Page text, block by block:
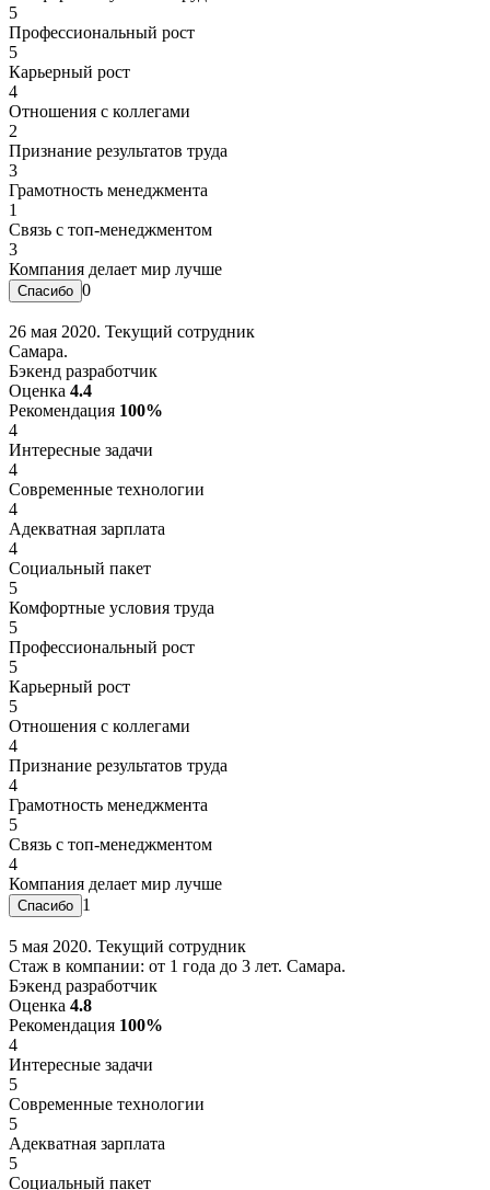
5
Профессиональный рост
5
Карьерный рост
4
Отношения с коллегами
2
Признание результатов труда
3
Грамотность менеджмента
1
Связь с топ-менеджментом
3
Компания делает мир лучше
0
26 мая 2020. Текущий сотрудник
Самара.
Бэкенд разработчик
Оценка 4.4
Рекомендация 100%
4
Интересные задачи
4
Современные технологии
4
Адекватная зарплата
4
Социальный пакет
5
Комфортные условия труда
5
Профессиональный рост
5
Карьерный рост
5
Отношения с коллегами
4
Признание результатов труда
4
Грамотность менеджмента
5
Связь с топ-менеджментом
4
Компания делает мир лучше
1
5 мая 2020. Текущий сотрудник
Стаж в компании: от 1 года до 3 лет. Самара.
Бэкенд разработчик
Оценка 4.8
Рекомендация 100%
4
Интересные задачи
5
Современные технологии
5
Адекватная зарплата
5
Социальный пакет